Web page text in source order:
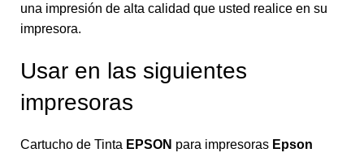
una impresión de alta calidad que usted realice en su
impresora.
Usar en las siguientes
impresoras
Cartucho de Tinta EPSON para impresoras Epson